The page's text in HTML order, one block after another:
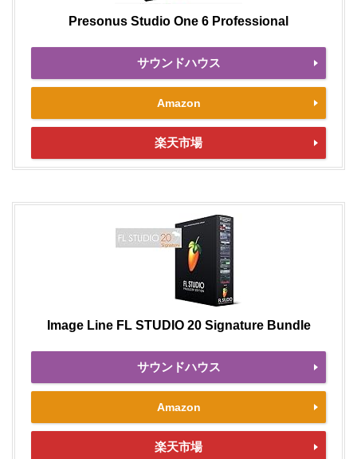
Presonus Studio One 6 Professional
サウンドハウス
Amazon
楽天市場
Image Line FL STUDIO 20 Signature Bundle
サウンドハウス
Amazon
楽天市場